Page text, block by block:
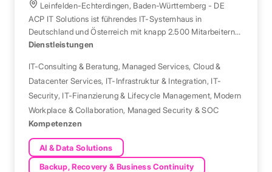
Leinfelden-Echterdingen, Baden-Württemberg - DE
ACP IT Solutions ist führendes IT-Systemhaus in
Deutschland und Österreich mit knapp 2.500 Mitarbeitern
an über 50 Standorten.
Dienstleistungen
IT-Consulting & Beratung, Managed Services, Cloud &
Datacenter Services, IT-Infrastruktur & Integration, IT-
Security, IT-Finanzierung & Lifecycle Management, Modern
Workplace & Collaboration, Managed Security & SOC
Kompetenzen
AI & Data Solutions
Backup, Recovery & Business Continuity